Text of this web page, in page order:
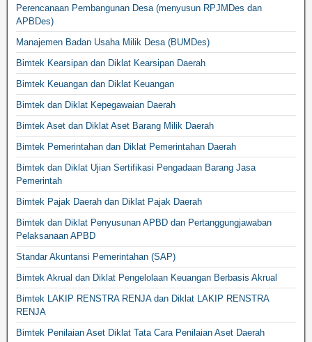
Perencanaan Pembangunan Desa (menyusun RPJMDes dan
APBDes)
Manajemen Badan Usaha Milik Desa (BUMDes)
Bimtek Kearsipan dan Diklat Kearsipan Daerah
Bimtek Keuangan dan Diklat Keuangan
Bimtek dan Diklat Kepegawaian Daerah
Bimtek Aset dan Diklat Aset Barang Milik Daerah
Bimtek Pemerintahan dan Diklat Pemerintahan Daerah
Bimtek dan Diklat Ujian Sertifikasi Pengadaan Barang Jasa
Pemerintah
Bimtek Pajak Daerah dan Diklat Pajak Daerah
Bimtek dan Diklat Penyusunan APBD dan Pertanggungjawaban
Pelaksanaan APBD
Standar Akuntansi Pemerintahan (SAP)
Bimtek Akrual dan Diklat Pengelolaan Keuangan Berbasis Akrual
Bimtek LAKIP RENSTRA RENJA dan Diklat LAKIP RENSTRA
RENJA
Bimtek Penilaian Aset Diklat Tata Cara Penilaian Aset Daerah